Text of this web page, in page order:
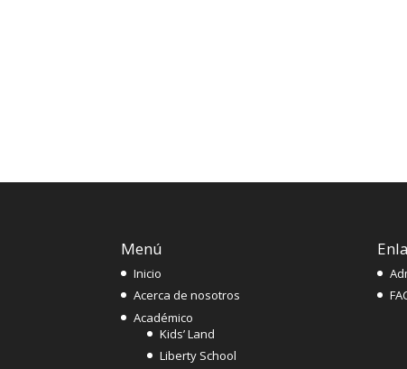
Menú
Inicio
Acerca de nosotros
Académico
Kids’ Land
Liberty School